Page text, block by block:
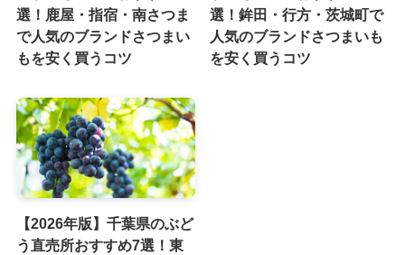
選！鹿屋・指宿・南さつま
で人気のブランドさつまい
もを安く買うコツ
選！鉾田・行方・茨城町で
人気のブランドさつまいも
を安く買うコツ
【2026年版】千葉県のぶど
う直売所おすすめ7選！東